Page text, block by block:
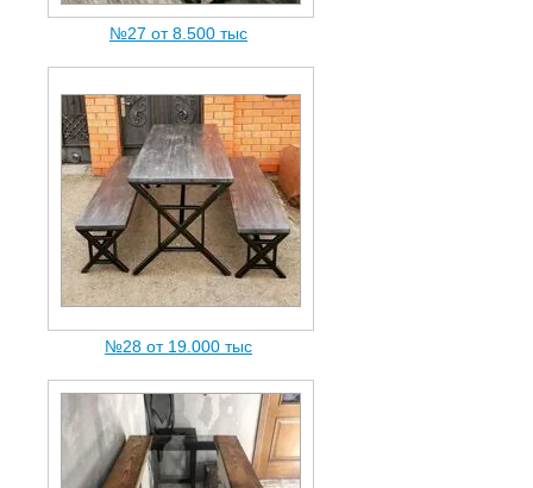
№27 от 8.500 тыc
№28 от 19.000 тыc